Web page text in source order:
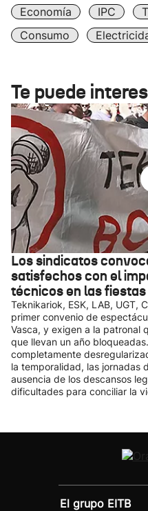
Economía IPC
Consumo
Te puede
Los sindicatos
satisfechos con el
técnicos en las
Teknikariok, ESK, LAB, UGT,
primer convenio de
Vasca, y exigen a la patronal
que llevan un año
completamente
la temporalidad, las jornadas
ausencia de los descansos
dificultades para conciliar la
El grupo EITB